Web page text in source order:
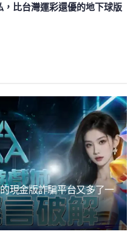
，比台灣運彩還優的地下球版
現金版詐騙平台又多了一